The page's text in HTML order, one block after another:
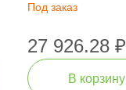
Под заказ
27 926.28 ₽
В корзину